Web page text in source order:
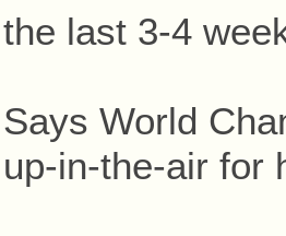
the last 3-4
Says World
up-in-the-air for